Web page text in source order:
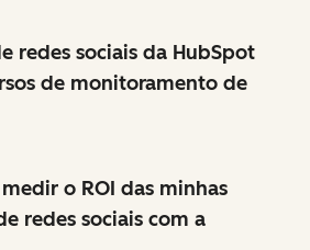
redes sociais da HubSpot
de monitoramento de
o ROI das minhas
redes sociais com a